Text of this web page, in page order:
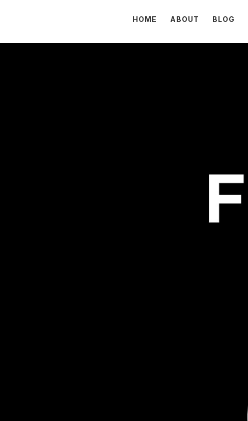
HOME ABOUT BLOG